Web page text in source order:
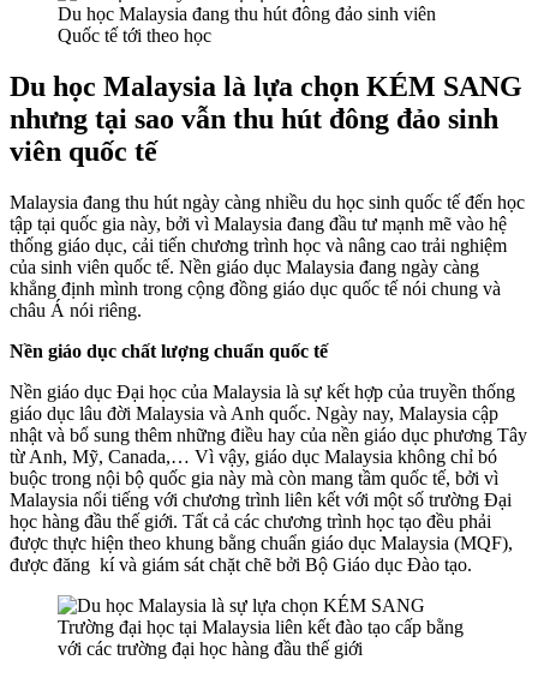
Du học Malaysia đang thu hút đông đảo sinh viên
Quốc tế tới theo học
Du học Malaysia là lựa chọn KÉM SANG
nhưng tại sao vẫn thu hút đông đảo sinh
viên quốc tế
Malaysia đang thu hút ngày càng nhiều du học sinh quốc tế đến học
tập tại quốc gia này, bởi vì Malaysia đang đầu tư mạnh mẽ vào hệ
thống giáo dục, cải tiến chương trình học và nâng cao trải nghiệm
của sinh viên quốc tế. Nền giáo dục Malaysia đang ngày càng
khẳng định mình trong cộng đồng giáo dục quốc tế nói chung và
châu Á nói riêng.
Nền giáo dục chất lượng chuẩn quốc tế
Nền giáo dục Đại học của Malaysia là sự kết hợp của truyền thống
giáo dục lâu đời Malaysia và Anh quốc. Ngày nay, Malaysia cập
nhật và bổ sung thêm những điều hay của nền giáo dục phương Tây
từ Anh, Mỹ, Canada,… Vì vậy, giáo dục Malaysia không chỉ bó
buộc trong nội bộ quốc gia này mà còn mang tầm quốc tế, bởi vì
Malaysia nổi tiếng với chương trình liên kết với một số trường Đại
học hàng đầu thế giới. Tất cả các chương trình học tạo đều phải
được thực hiện theo khung bằng chuẩn giáo dục Malaysia (MQF),
được đăng kí và giám sát chặt chẽ bởi Bộ Giáo dục Đào tạo.
Trường đại học tại Malaysia liên kết đào tạo cấp bằng
với các trường đại học hàng đầu thế giới